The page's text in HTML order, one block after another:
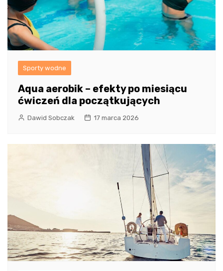
Sporty wodne
Aqua aerobik – efekty po miesiącu
ćwiczeń dla początkujących
Dawid Sobczak 17 marca 2026